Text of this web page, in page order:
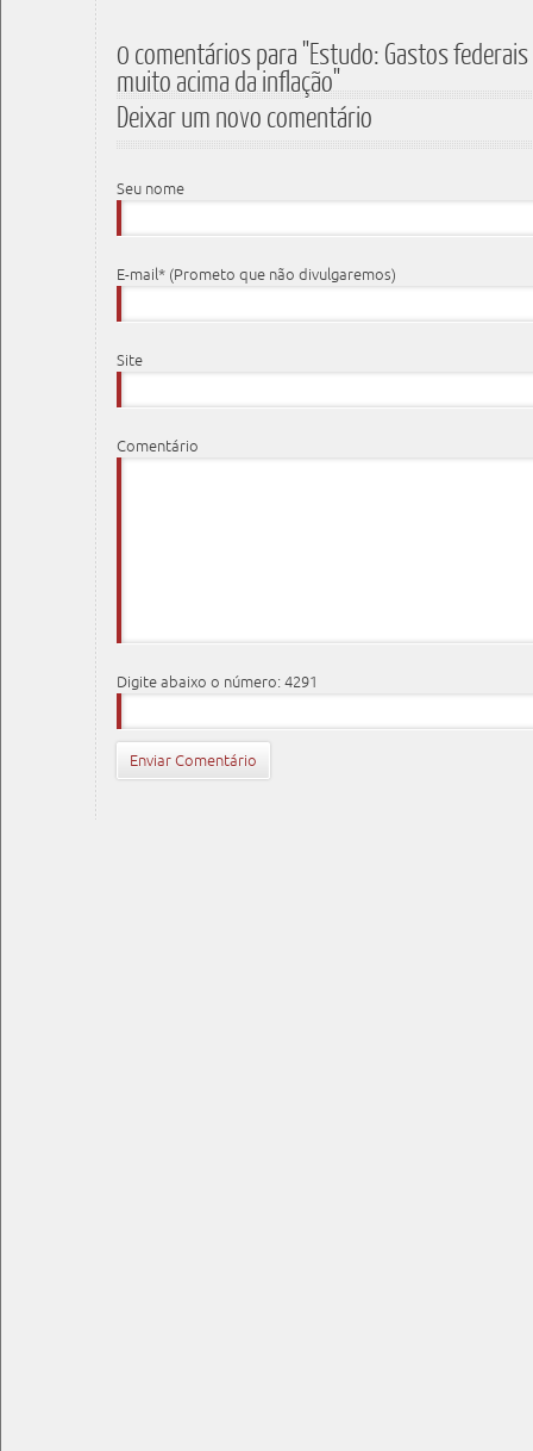
0 comentários para "Estudo: Gastos
muito acima da inflação"
Deixar um novo comentário
Seu nome
E-mail* (Prometo que não divulgaremos)
Site
Comentário
Digite abaixo o número: 4291